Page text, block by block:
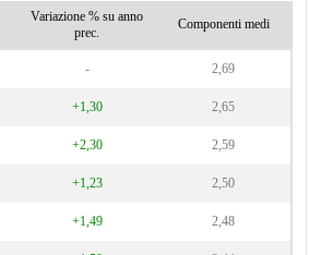
Variazione % su anno
prec.
Componenti medi
- 2,69
+1,30 2,65
+2,30 2,59
+1,23 2,50
+1,49 2,48